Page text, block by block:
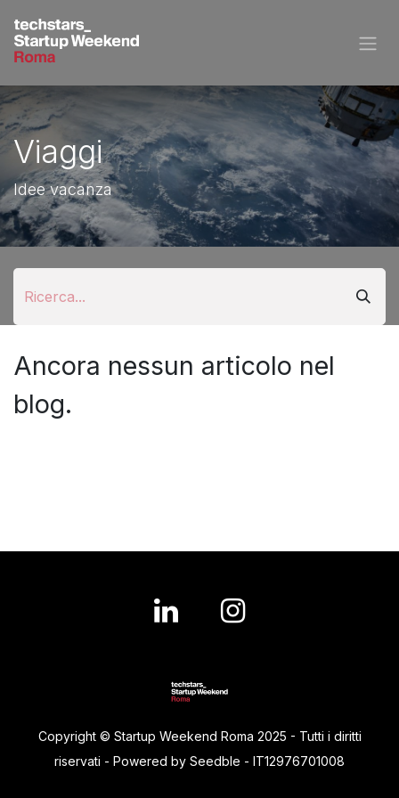
Viaggi
Idee vacanza
Ancora nessun articolo nel
blog.
Copyright © Startup Weekend Roma 2025 - Tutti i diritti
riservati - Powered by Seedble - IT12976701008